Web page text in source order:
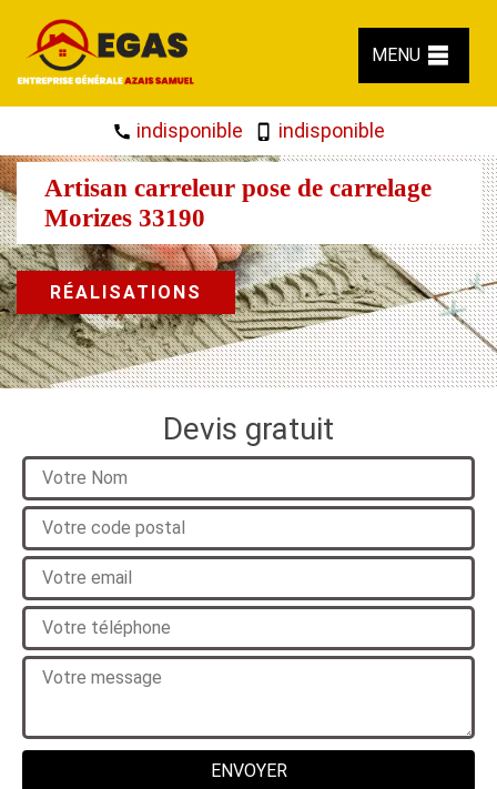
MENU
indisponible indisponible
Artisan carreleur pose de carrelage
Morizes 33190
RÉALISATIONS
Devis gratuit